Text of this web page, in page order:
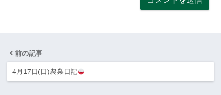
前の記事
4月17日(日)農業日記